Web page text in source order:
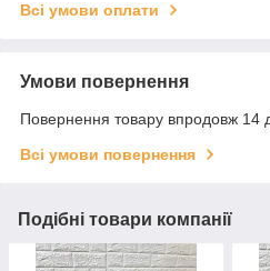
Всі умови оплати
Умови повернення
Повернення товару впродовж 14
Всі умови повернення
Подібні товари компанії